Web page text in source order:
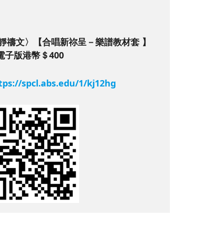
文〉【合唱新祢呈－樂譜教材套 】
子版港幣＄400
spcl.abs.edu/1/kj12hg